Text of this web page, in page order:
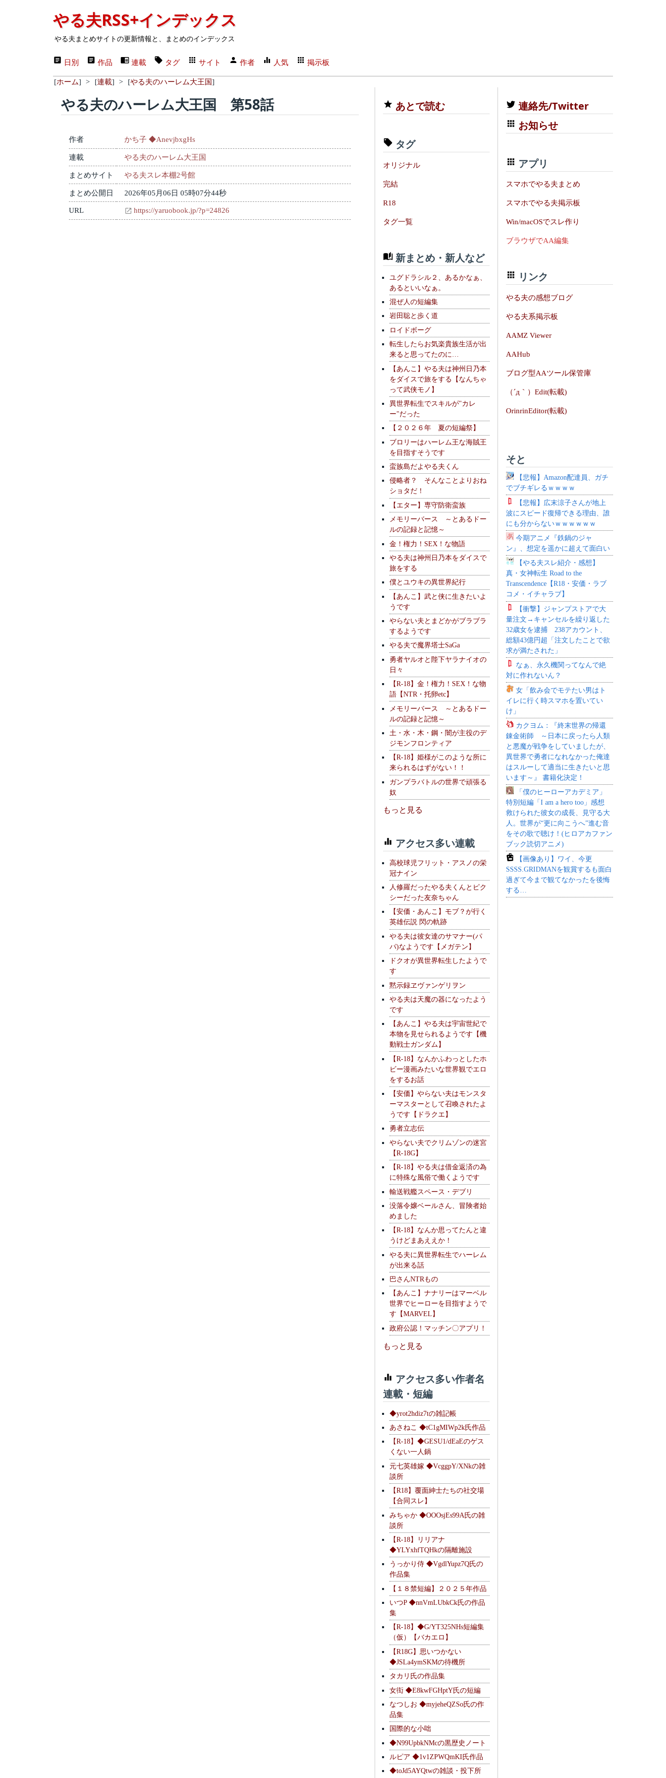
やる夫RSS+インデックス
やる夫まとめサイトの更新情報と、まとめのインデックス
日別 作品 連載 タグ サイト 作者 人気 掲示板
[ホーム] > [連載] > [やる夫のハーレム大王国]
やる夫のハーレム大王国 第58話
作者 かち子 ◆AnevjbxgHs
連載 やる夫のハーレム大王国
まとめサイト やる夫スレ本棚2号館
まとめ公開日 2026年05月06日 05時07分44秒
URL https://yaruobook.jp/?p=24826
あとで読む
タグ
オリジナル
完結
R18
タグ一覧
新まとめ・新人など
ユグドラシル２、あるかなぁ、
あるといいなぁ。
混ぜ人の短編集
岩田聡と歩く道
ロイドボーグ
転生したらお気楽貴族生活が出
来ると思ってたのに…
【あんこ】やる夫は神州日乃本
をダイスで旅をする【なんちゃ
って武侠モノ】
異世界転生でスキルが"カレ
ー"だった
【２０２６年 夏の短編祭】
ブロリーはハーレム王な海賊王
を目指すそうです
蛮族島だよやる夫くん
侵略者？ そんなことよりおね
ショタだ！
【エター】専守防衛蛮族
メモリーバース ～とあるドー
ルの記録と記憶～
金！権力！SEX！な物語
やる夫は神州日乃本をダイスで
旅をする
僕とユウキの異世界紀行
【あんこ】武と侠に生きたいよ
うです
やらない夫とまどかがブラブラ
するようです
やる夫で魔界塔士SaGa
勇者ヤルオと陛下ヤラナイオの
日々
【R-18】金！権力！SEX！な物
語【NTR・托卵etc】
メモリーバース ～とあるドー
ルの記録と記憶～
土・水・木・鋼・闇が主役のデ
ジモンフロンティア
【R-18】姫様がこのような所に
来られるはずがない！！
ガンプラバトルの世界で頑張る
奴
もっと見る
アクセス多い連載
高校球児フリット・アスノの栄
冠ナイン
人修羅だったやる夫くんとピク
シーだった友奈ちゃん
【安価・あんこ】モブ？が行く
英雄伝説 閃の軌跡
やる夫は彼女達のサマナー(パ
パ)なようです【メガテン】
ドクオが異世界転生したようで
す
黙示録ヱヴァンゲリヲン
やる夫は天魔の器になったよう
です
【あんこ】やる夫は宇宙世紀で
本物を見せられるようです【機
動戦士ガンダム】
【R-18】なんかふわっとしたホ
ビー漫画みたいな世界観でエロ
をするお話
【安価】やらない夫はモンスタ
ーマスターとして召喚されたよ
うです【ドラクエ】
勇者立志伝
やらない夫でクリムゾンの迷宮
【R-18G】
【R-18】やる夫は借金返済の為
に特殊な風俗で働くようです
輸送戦艦スペース・デブリ
没落令嬢ベールさん、冒険者始
めました
【R-18】なんか思ってたんと違
うけどまあええか！
やる夫に異世界転生でハーレム
が出来る話
巴さんNTRもの
【あんこ】ナナリーはマーベル
世界でヒーローを目指すようで
す【MARVEL】
政府公認！マッチン〇アプリ！
もっと見る
アクセス多い作者名
連載・短編
◆yrot2hdiz7tの雑記帳
あさねこ ◆tC1gMIWp2k氏作品
【R-18】◆GESU1/dEaEのゲス
くない一人鍋
元七英雄嫁 ◆VcggpY/XNkの雑
談所
【R18】覆面紳士たちの社交場
【合同スレ】
みちゃか ◆OOOsjEs99A氏の雑
談所
【R-18】リリアナ
◆YLYxhfTQHkの隔離施設
うっかり侍 ◆VgdlYupz7Q氏の
作品集
【１８禁短編】２０２５年作品
いつP ◆nnVmLUbkCk氏の作品
集
【R-18】◆G/YT325NHs短編集
（仮）【バカエロ】
【R18G】思いつかない
◆JSLa4ymSKMの待機所
タカリ氏の作品集
女衒 ◆E8kwFGHptY氏の短編
なつしお ◆myjeheQZSo氏の作
品集
国際的な小咄
◆N99UpbkNMcの黒歴史ノート
ルピア ◆1v1ZPWQmKI氏作品
◆toJd5AYQtwの雑談・投下所
連絡先/Twitter
お知らせ
アプリ
スマホでやる夫まとめ
スマホでやる夫掲示板
Win/macOSでスレ作り
ブラウザでAA編集
リンク
やる夫の感想ブログ
やる夫系掲示板
AAMZ Viewer
AAHub
ブログ型AAツール保管庫
（´д｀）Edit(転載)
OrinrinEditor(転載)
そと
【悲報】Amazon配達員、ガチ
でブチギレるｗｗｗｗ
【悲報】広末涼子さんが地上
波にスピード復帰できる理由、誰
にも分からないｗｗｗｗｗｗ
今期アニメ『鉄鍋のジャ
ン』、想定を遥かに超えて面白い
【やる夫スレ紹介・感想】
真・女神転生 Road to the
Transcendence【R18・安価・ラブ
コメ・イチャラブ】
【衝撃】ジャンプストアで大
量注文→キャンセルを繰り返した
32歳女を逮捕 238アカウント、
総額43億円超「注文したことで欲
求が満たされた」
なぁ、永久機関ってなんで絶
対に作れないん？
女「飲み会でモテたい男はト
イレに行く時スマホを置いてい
け」
カクヨム：『終末世界の帰還
錬金術師 ～日本に戻ったら人類
と悪魔が戦争をしていましたが、
異世界で勇者になれなかった俺達
はスルーして適当に生きたいと思
います～』 書籍化決定！
「僕のヒーローアカデミア」
特別短編「I am a hero too」感想
救けられた彼女の成長、見守る大
人。世界が“更に向こうへ”進む音
をその歌で聴け！(ヒロアカファン
ブック読切アニメ)
【画像あり】ワイ、今更
SSSS.GRIDMANを観賞するも面白
過ぎて今まで観てなかったを後悔
する…